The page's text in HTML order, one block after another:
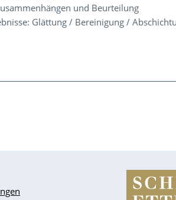
und Beurteilung
Glättung / Bereinigung /